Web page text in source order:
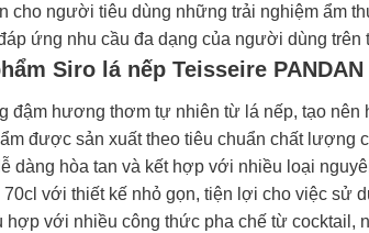
cho người tiêu dùng những trải nghiệm ẩm
ứng nhu cầu đa dạng của người dùng trên
Siro lá nếp Teisseire PANDAN
đậm hương thơm tự nhiên từ lá nếp, tạo
được sản xuất theo tiêu chuẩn chất lượng
dàng hòa tan và kết hợp với nhiều loại
70cl với thiết kế nhỏ gọn, tiện lợi cho việc sử
hợp với nhiều công thức pha chế từ cocktail,